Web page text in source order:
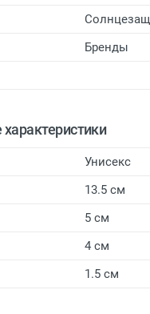
Бренды
Унисекс
13.5 см
5 см
4 см
1.5 см